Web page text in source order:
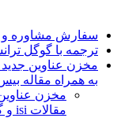
سفارش مشاوره و
ترجمه با گوگل
مخزن عناوین
به همراه مقاله
مخزن
مقالات isi و گرفتن اکسپت